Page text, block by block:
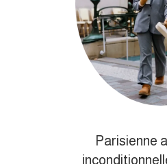
Parisienne